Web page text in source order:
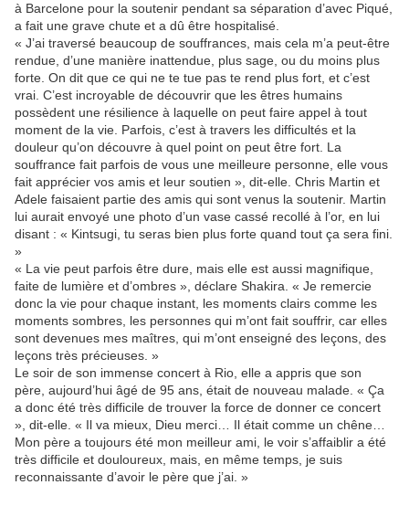
à Barcelone pour la soutenir pendant sa séparation d’avec Piqué,
a fait une grave chute et a dû être hospitalisé.
« J’ai traversé beaucoup de souffrances, mais cela m’a peut-être
rendue, d’une manière inattendue, plus sage, ou du moins plus
forte. On dit que ce qui ne te tue pas te rend plus fort, et c’est
vrai. C’est incroyable de découvrir que les êtres humains
possèdent une résilience à laquelle on peut faire appel à tout
moment de la vie. Parfois, c’est à travers les difficultés et la
douleur qu’on découvre à quel point on peut être fort. La
souffrance fait parfois de vous une meilleure personne, elle vous
fait apprécier vos amis et leur soutien », dit-elle. Chris Martin et
Adele faisaient partie des amis qui sont venus la soutenir. Martin
lui aurait envoyé une photo d’un vase cassé recollé à l’or, en lui
disant : « Kintsugi, tu seras bien plus forte quand tout ça sera fini.
»
« La vie peut parfois être dure, mais elle est aussi magnifique,
faite de lumière et d’ombres », déclare Shakira. « Je remercie
donc la vie pour chaque instant, les moments clairs comme les
moments sombres, les personnes qui m’ont fait souffrir, car elles
sont devenues mes maîtres, qui m’ont enseigné des leçons, des
leçons très précieuses. »
Le soir de son immense concert à Rio, elle a appris que son
père, aujourd’hui âgé de 95 ans, était de nouveau malade. « Ça
a donc été très difficile de trouver la force de donner ce concert
», dit-elle. « Il va mieux, Dieu merci… Il était comme un chêne…
Mon père a toujours été mon meilleur ami, le voir s’affaiblir a été
très difficile et douloureux, mais, en même temps, je suis
reconnaissante d’avoir le père que j’ai. »